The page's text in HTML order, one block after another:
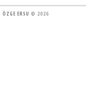
ÖZGE ERSU © 2026